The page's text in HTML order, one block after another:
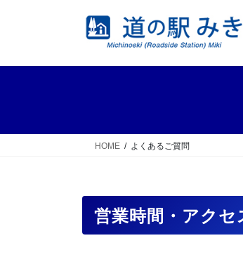
HOME よくあるご質問
営業時間・アクセ